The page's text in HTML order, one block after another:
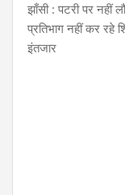
झाँसी : पटरी पर नहीं
प्रतिभाग नहीं कर रहे
इंतजार